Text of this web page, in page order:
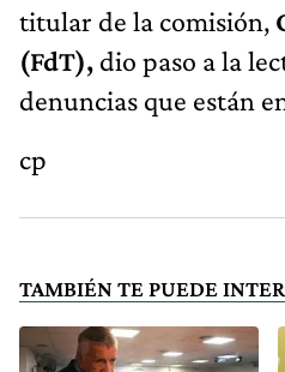
titular de la comisión,
(FdT), dio paso a la
denuncias que están
cp
TAMBIÉN TE PUEDE